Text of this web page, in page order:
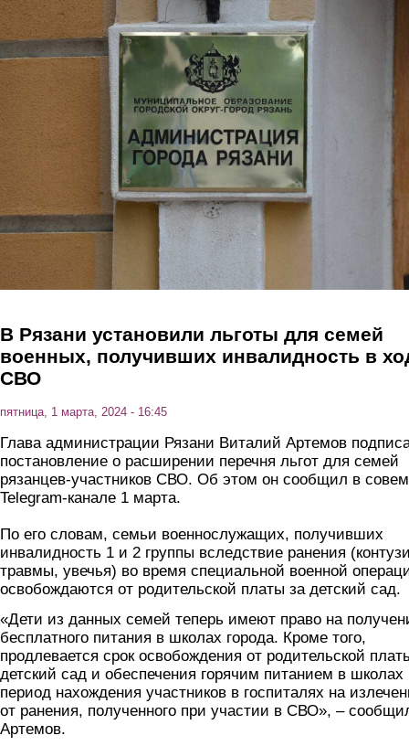
Перейти к основному содержанию
В Рязани установили льготы для семей
военных, получивших инвалидность в
СВО
пятница, 1 марта, 2024 - 16:45
Глава администрации Рязани Виталий Артемов
постановление о расширении перечня льгот для семей
рязанцев-участников СВО. Об этом он сообщил в совем
Telegram-канале 1 марта.
По его словам, семьи военнослужащих, получивших
инвалидность 1 и 2 группы вследствие ранения
травмы, увечья) во время специальной военной
освобождаются от родительской платы за детский сад.
«Дети из данных семей теперь имеют право на
бесплатного питания в школах города. Кроме того,
продлевается срок освобождения от родительской
детский сад и обеспечения горячим питанием в школах
период нахождения участников в госпиталях на
от ранения, полученного при участии в СВО», –
Артемов.